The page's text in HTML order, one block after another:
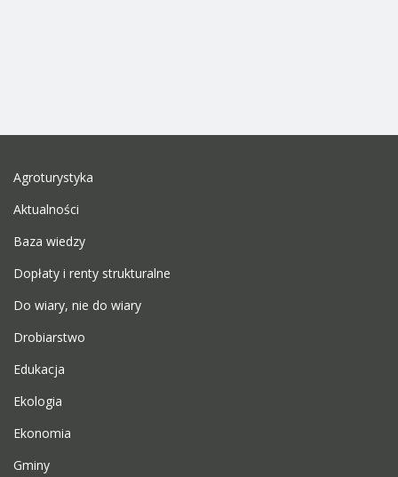
Agroturystyka
Aktualności
Baza wiedzy
Dopłaty i renty strukturalne
Do wiary, nie do wiary
Drobiarstwo
Edukacja
Ekologia
Ekonomia
Gminy